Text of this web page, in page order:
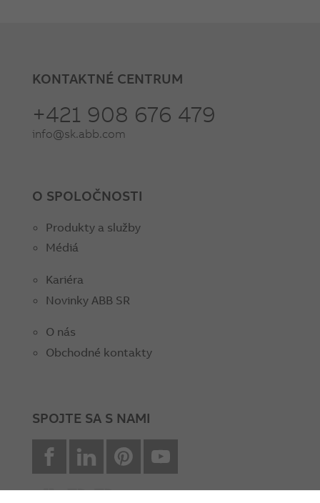
KONTAKTNÉ CENTRUM
+421 908 676 479
info@sk.abb.com
O SPOLOČNOSTI
Produkty a služby
Médiá
Kariéra
Novinky ABB SR
O nás
Obchodné kontakty
SPOJTE SA S NAMI
facebookLinkedin Pinterest